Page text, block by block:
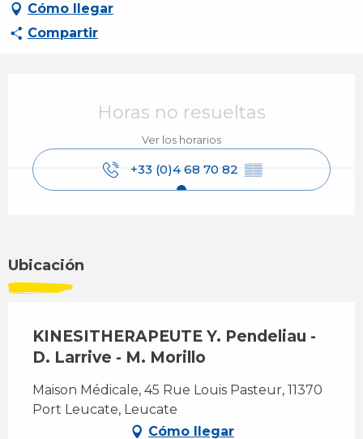
Cómo llegar
Compartir
Horas no resueltas
Ver los horarios
+33 (0)4 68 70 82 ▒▒
Ubicación
KINESITHERAPEUTE Y. Pendeliau -
D. Larrive - M. Morillo
Maison Médicale, 45 Rue Louis Pasteur, 11370
Port Leucate, Leucate
Cómo llegar